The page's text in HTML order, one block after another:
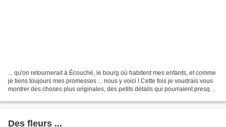
... qu'on retournerait à Écouché, le bourg où habitent mes enfants, et comme
je tiens toujours mes promesses ... nous y voici ! Cette fois je voudrais vous
montrer des choses plus originales, des petits détails qui pourraient presque
Des fleurs ...